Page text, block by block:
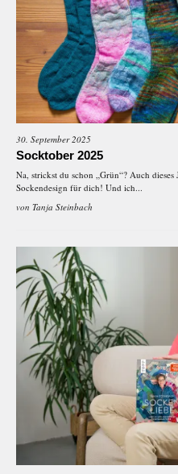
30. September 2025
Socktober 2025
Na, strickst du schon „Grün“? Auch
Sockendesign für dich! Und ich...
von Tanja Steinbach